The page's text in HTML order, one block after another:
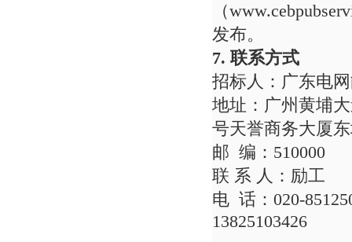
（
发布。
7. 联系方式
招标人：广东电
地址：广州黄埔
号天誉商务大厦
邮 编：
联 系 人：
电 话：020-
13825103426